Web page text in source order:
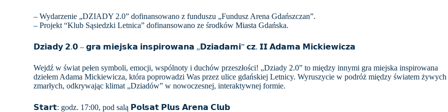
– Wydarzenie „DZIADY 2.0” dofinansowano z funduszu „Fundusz Arena Gdańszczan”.
– Projekt “Klub Sąsiedzki Letnica” dofinansowano ze środków Miasta Gdańska.
𝗗𝘇𝗶𝗮𝗱𝘆 𝟮.𝟬 – 𝗴𝗿𝗮 𝗺𝗶𝗲𝗷𝘀𝗸𝗮 𝗶𝗻𝘀𝗽𝗶𝗿𝗼𝘄𝗮𝗻𝗮 „𝗗𝘇𝗶𝗮𝗱𝗮𝗺𝗶” 𝗰𝘇. 𝗜𝗜 𝗔𝗱𝗮𝗺𝗮 𝗠𝗶𝗰𝗸𝗶𝗲𝘄𝗶𝗰𝘇𝗮
Wejdź w świat pełen symboli, emocji, wspólnoty i duchów przeszłości! „Dziady 2.0” to między innymi gra miejska inspirowana
dziełem Adama Mickiewicza, która poprowadzi Was przez ulice gdańskiej Letnicy. Wyruszycie w podróż między światem żywych
zmarłych, odkrywając klimat „Dziadów” w nowoczesnej, interaktywnej formie.
𝗦𝘁𝗮𝗿𝘁: godz. 17:00, pod salą 𝗣𝗼𝗹𝘀𝗮𝘁 𝗣𝗹𝘂𝘀 𝗔𝗿𝗲𝗻𝗮 𝗖𝗹𝘂𝗯